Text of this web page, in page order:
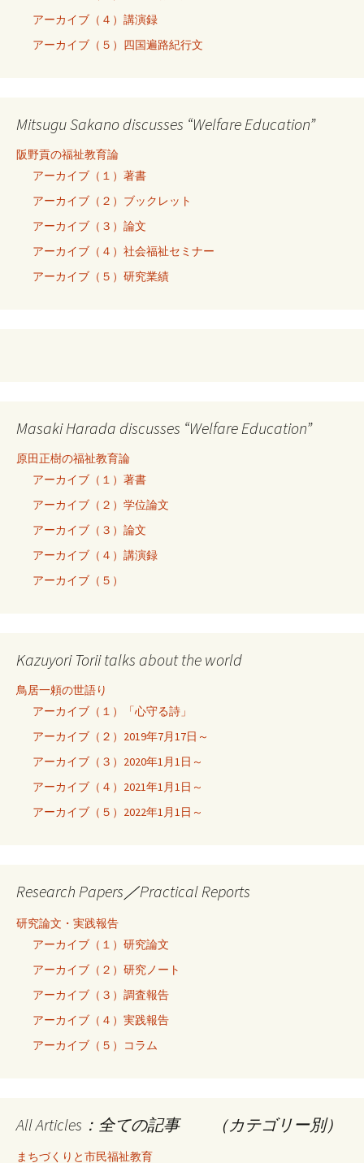
アーカイブ（４）講演録
アーカイブ（５）四国遍路紀行文
Mitsugu Sakano discusses “Welfare Education”
阪野貢の福祉教育論
アーカイブ（１）著書
アーカイブ（２）ブックレット
アーカイブ（３）論文
アーカイブ（４）社会福祉セミナー
アーカイブ（５）研究業績
Masaki Harada discusses “Welfare Education”
原田正樹の福祉教育論
アーカイブ（１）著書
アーカイブ（２）学位論文
アーカイブ（３）論文
アーカイブ（４）講演録
アーカイブ（５）
Kazuyori Torii talks about the world
鳥居一頼の世語り
アーカイブ（１）「心守る詩」
アーカイブ（２）2019年7月17日～
アーカイブ（３）2020年1月1日～
アーカイブ（４）2021年1月1日～
アーカイブ（５）2022年1月1日～
Research Papers／Practical Reports
研究論文・実践報告
アーカイブ（１）研究論文
アーカイブ（２）研究ノート
アーカイブ（３）調査報告
アーカイブ（４）実践報告
アーカイブ（５）コラム
All Articles：全ての記事 （カテゴリー別）
まちづくりと市民福祉教育